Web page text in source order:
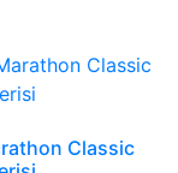
Classic